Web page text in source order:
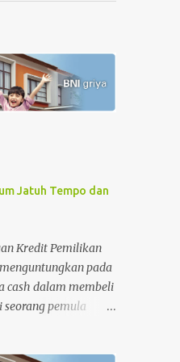
Jatuh Tempo dan
Kredit Pemilikan
pada
cash dalam membeli
pemula